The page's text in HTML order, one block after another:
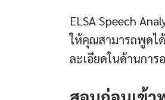
ELSA Speech
ให้คุณสามารถพูดไ
ละเอียดในด้านการ